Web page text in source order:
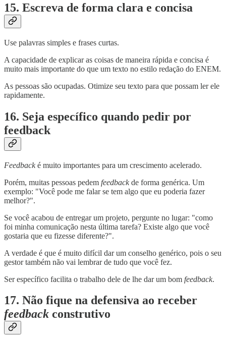
15. Escreva de forma clara e concisa
Use palavras simples e frases curtas.
A capacidade de explicar as coisas de maneira rápida e concisa é
muito mais importante do que um texto no estilo redação do ENEM.
As pessoas são ocupadas. Otimize seu texto para que possam ler ele
rapidamente.
16. Seja específico quando pedir por
feedback
Feedbacké muito importantes para um crescimento acelerado.
Porém, muitas pessoas pedem feedbackde forma genérica. Um
exemplo: "Você pode me falar se tem algo que eu poderia fazer
melhor?".
Se você acabou de entregar um projeto, pergunte no lugar: "como
foi minha comunicação nesta última tarefa? Existe algo que você
gostaria que eu fizesse diferente?".
A verdade é que é muito difícil dar um conselho genérico, pois o seu
gestor também não vai lembrar de tudo que você fez.
Ser específico facilita o trabalho dele de lhe dar um bom feedback.
17. Não fique na defensiva ao receber
feedback construtivo